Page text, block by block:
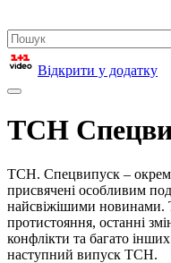
Відкрити у додатку
ТСН
ТСН. Спецвипуск –
присвячені особливим
найсвіжішими новинами.
протистояння, останні
конфлікти та багато
наступний випуск ТСН.